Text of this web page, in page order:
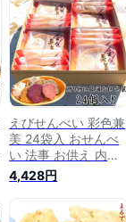
越し 粗供養 忌明け
快気祝い ギフト ス
イーツ 和菓子 お菓
子 個包装 せんべい
日持ち 慶事 仏事 四
十九日 転職 就職 入
学 卒業 御歳暮 御年
賀 年末
えびせんべい 彩色兼
美 24袋入 おせんべ
い 法事 お供え 内祝
い 贈り物 お礼 お祝
い 挨拶 引越し 粗供
養 忌明け 快気祝い
ギフト 就職 スイー
4,428円